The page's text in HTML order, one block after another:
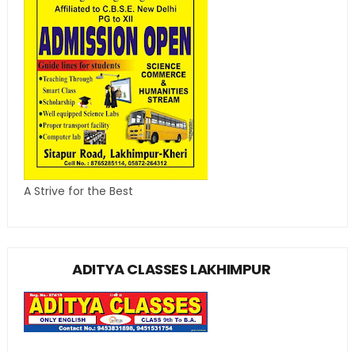
A Strive for the Best
ADITYA CLASSES LAKHIMPUR